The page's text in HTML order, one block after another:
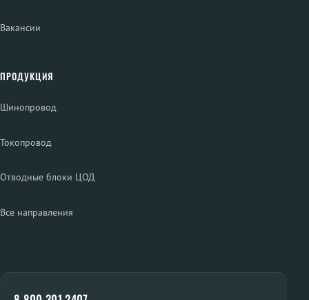
Вакансии
ПРОДУКЦИЯ
Шинопровод
Токопровод
Отводные блоки ЦОД
Все направления